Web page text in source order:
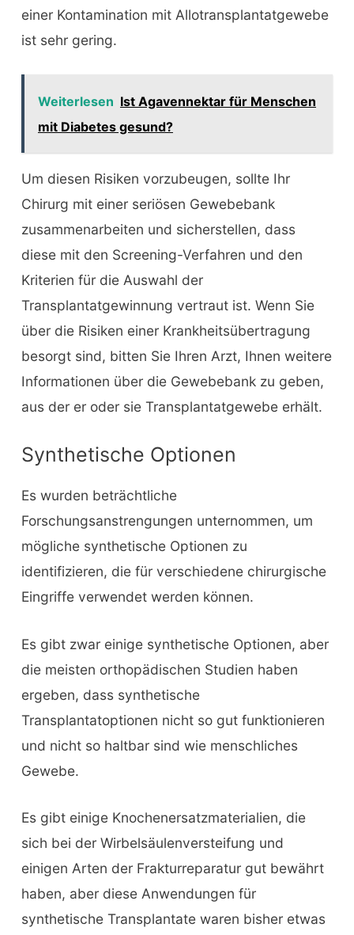
einer Kontamination mit Allotransplantatgewebe
ist sehr gering.
Weiterlesen Ist Agavennektar für Menschen
mit Diabetes gesund?
Um diesen Risiken vorzubeugen, sollte Ihr
Chirurg mit einer seriösen Gewebebank
zusammenarbeiten und sicherstellen, dass
diese mit den Screening-Verfahren und den
Kriterien für die Auswahl der
Transplantatgewinnung vertraut ist. Wenn Sie
über die Risiken einer Krankheitsübertragung
besorgt sind, bitten Sie Ihren Arzt, Ihnen weitere
Informationen über die Gewebebank zu geben,
aus der er oder sie Transplantatgewebe erhält.
Synthetische Optionen
Es wurden beträchtliche
Forschungsanstrengungen unternommen, um
mögliche synthetische Optionen zu
identifizieren, die für verschiedene chirurgische
Eingriffe verwendet werden können.
Es gibt zwar einige synthetische Optionen, aber
die meisten orthopädischen Studien haben
ergeben, dass synthetische
Transplantatoptionen nicht so gut funktionieren
und nicht so haltbar sind wie menschliches
Gewebe.
Es gibt einige Knochenersatzmaterialien, die
sich bei der Wirbelsäulenversteifung und
einigen Arten der Frakturreparatur gut bewährt
haben, aber diese Anwendungen für
synthetische Transplantate waren bisher etwas